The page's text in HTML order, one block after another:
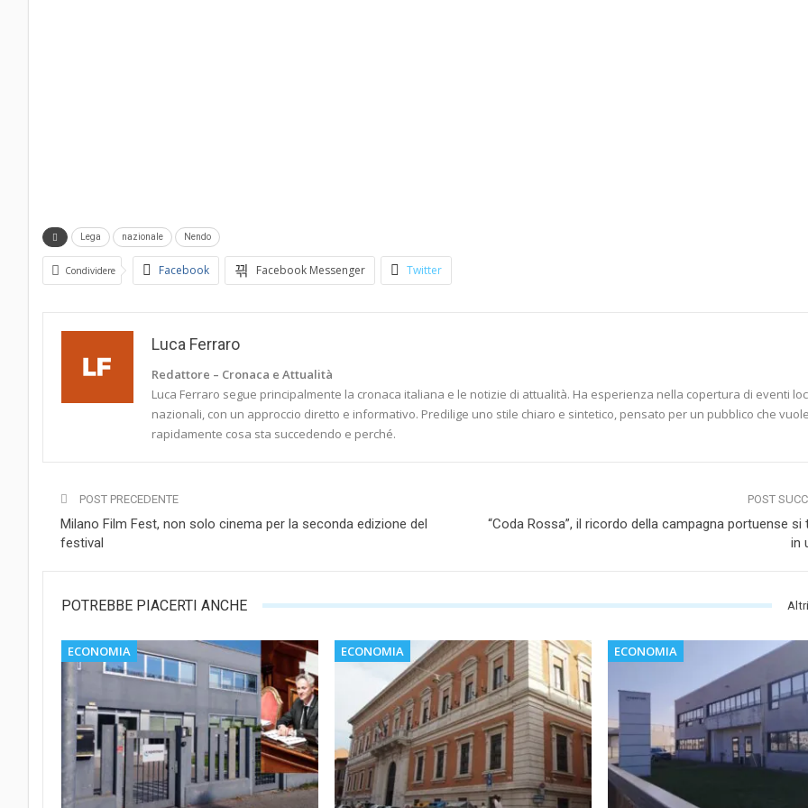
Lega nazionale Nendo
Condividere Facebook Facebook Messenger Twitter
Luca Ferraro
Redattore – Cronaca e Attualità
Luca Ferraro segue principalmente la cronaca italiana e le notizie di attualità. Ha esperienza nella copertura di eventi
nazionali, con un approccio diretto e informativo. Predilige uno stile chiaro e sintetico, pensato per un pubblico che
rapidamente cosa sta succedendo e perché.
POST PRECEDENTE
Milano Film Fest, non solo cinema per la seconda edizione del
festival
POST
“Coda Rossa”, il ricordo della campagna portuense
in
POTREBBE PIACERTI ANCHE
ECONOMIA ECONOMIA ECONOMIA